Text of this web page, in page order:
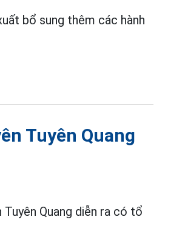
bổ sung thêm các hành
Tuyên Quang
Quang diễn ra có tổ